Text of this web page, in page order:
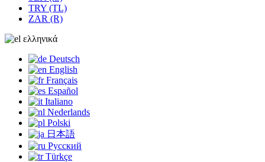
TRY (TL)
ZAR (R)
ελληνικά
Deutsch
English
Français
Español
Italiano
Nederlands
Polski
日本語
Русский
Türkçe